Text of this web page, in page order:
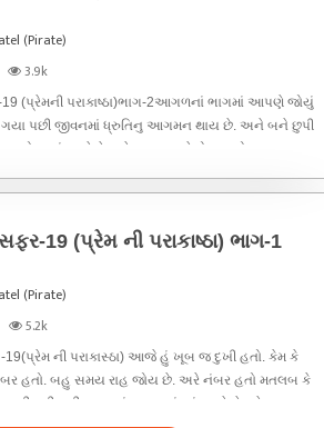
(Pirate)
3.9k
(પ્રેમની પરાકાષ્ઠા)ભાગ-2આગળનાં ભાગમાં આપણે જોયું
ગયા પછી જીવનમાં ધ્રુતિનુ આગમન થાય છે. અને બને છુપી
પ્રારંભ કરે છે. હવે આગળ... તે ડોક્ટર નો અભ્યાસ
19 (પ્રેમ ની પરાકાષ્ઠા) ભાગ-1
(Pirate)
5.2k
ની પરાકાસ્ઠા) આજે હું ખૂબ જ દુખી હતો. કેમ કે
હતો. બહુ સમય રાહ જોય છે. અરે નંબર હતો મતલબ કે
વારી હતી. આપણાં સમાજમાં પરંપરા છે કે પહેલા